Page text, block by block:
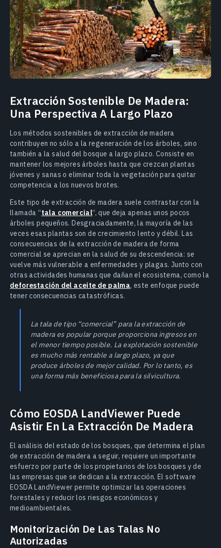
Extracción Sostenible De Madera:
Una Perspectiva A Largo Plazo
Los métodos sostenibles de extracción de madera
contribuyen no sólo a la regeneración de los árboles, sino
también a la salud del bosque a largo plazo. Consiste en
mantener los mejores árboles hasta que crezcan plantas
jóvenes y sanas o eliminar toda la vegetación para quitar
competencia a los nuevos brotes.
Este tipo de extracción de madera suele contrastar con la
llamada “tala comercial“, que deja apenas unos pocos
árboles pequeños. Desgraciadamente, la mayoría de las
veces esas plantas son de crecimiento lento y débil. Las
consecuencias de la extracción de madera de forma
comercial se aprecian en la salud de su descendencia: se
vuelve más vulnerable a enfermedades y plagas. Junto con
otras actividades humanas que dañan el ecosistema, como la
deforestación del aceite de palma, este enfoque puede
tener consecuencias catastróficas.
La tala de tipo “comercial” para la extracción de
madera es popular porque proporciona ingresos en
el menor tiempo posible. La explotación sostenible
es mucho más rentable a largo plazo, ya que
produce árboles de mejor calidad. Por lo tanto, es
una forma más beneficiosa para la silvicultura.
Cómo EOSDA LandViewer Puede
Asistir En La Extracción De Madera
El análisis del estado de los bosques, que determina el plan
de extracción de madera a seguir, requiere un importante
esfuerzo por parte de los propietarios de los bosques y de
las empresas que se dedican a la extracción. El software
EOSDA LandViewer permite optimizar las operaciones
forestales y reducir los riesgos económicos y
medioambientales.
Monitorización De Las Talas No
Autorizadas